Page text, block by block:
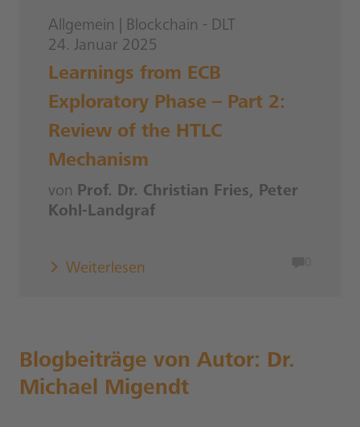
Allgemein
Blockchain - DLT
24. Januar 2025
Learnings from ECB
Exploratory Phase – Part 2:
Review of the HTLC
Mechanism
von Prof. Dr. Christian Fries, Peter
Kohl-Landgraf
Weiterlesen
Blogbeiträge von Autor: Dr.
Michael Migendt